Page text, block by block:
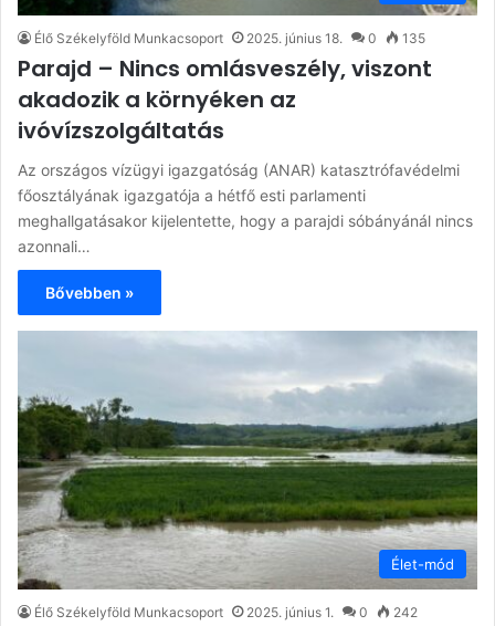
Élő Székelyföld Munkacsoport 2025. június 18. 0 135
Parajd – Nincs omlásveszély, viszont
akadozik a környéken az
ivóvízszolgáltatás
Az országos vízügyi igazgatóság (ANAR) katasztrófavédelmi
főosztályának igazgatója a hétfő esti parlamenti
meghallgatásakor kijelentette, hogy a parajdi sóbányánál nincs
azonnali…
Bővebben »
Élet-mód
Élő Székelyföld Munkacsoport 2025. június 1. 0 242